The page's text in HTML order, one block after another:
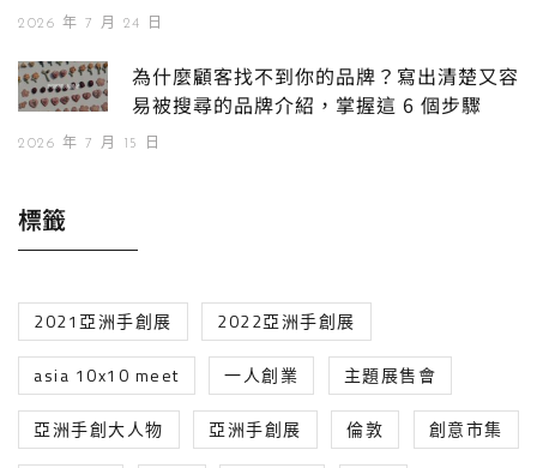
2026 年 7 月 24 日
為什麼顧客找不到你的品牌？寫出清楚又容
易被搜尋的品牌介紹，掌握這 6 個步驟
2026 年 7 月 15 日
標籤
2021亞洲手創展 2022亞洲手創展
asia 10x10 meet 一人創業 主題展售會
亞洲手創大人物 亞洲手創展 倫敦 創意市集